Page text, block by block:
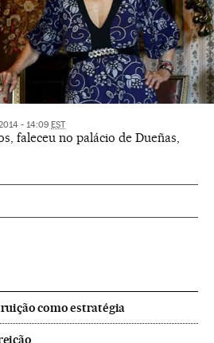
- 14:09 EST
faleceu no palácio de Dueñas,
como estratégia